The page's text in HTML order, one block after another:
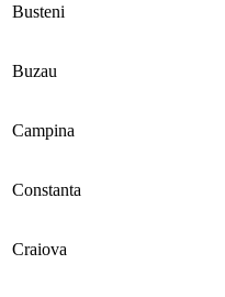
Busteni
Buzau
Campina
Constanta
Craiova